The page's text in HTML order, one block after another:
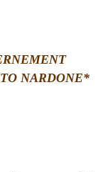
NARDONE*